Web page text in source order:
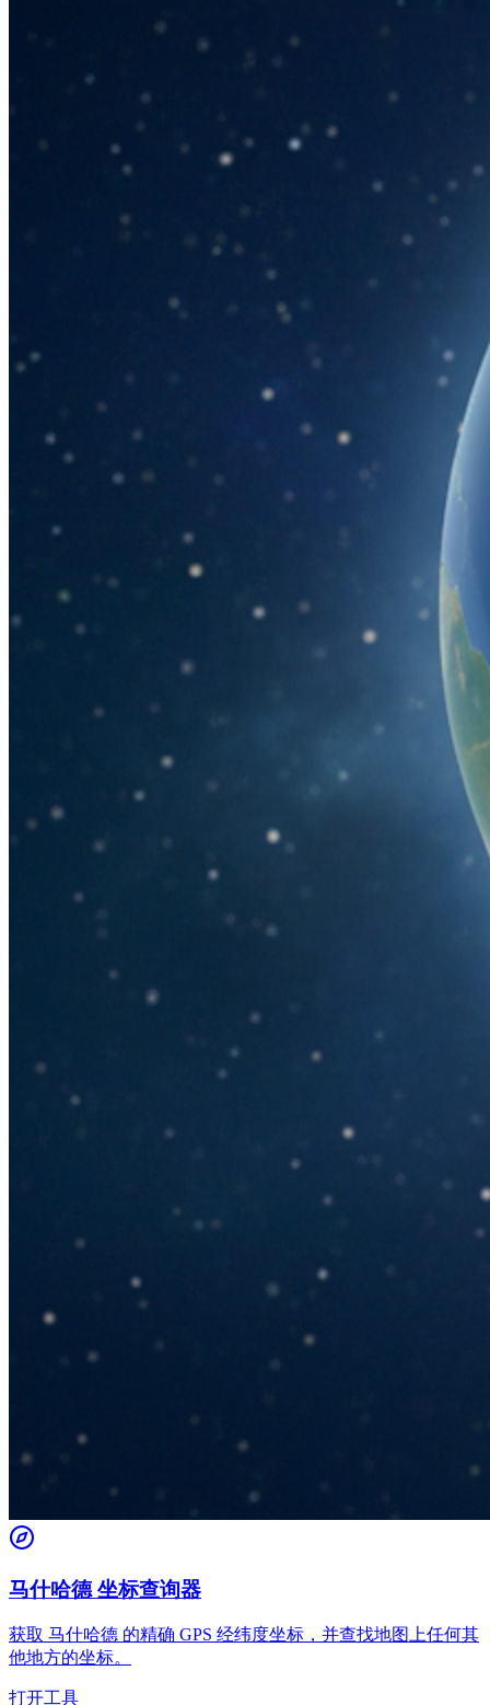
马什哈德 坐标查询器
获取 马什哈德 的精确 GPS 经纬度坐标，并查找地图上任何其
他地方的坐标。
打开工具